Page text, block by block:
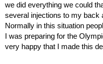
we did everything we could
several injections to my back
Normally in this situation
I was preparing for the
very happy that I made this